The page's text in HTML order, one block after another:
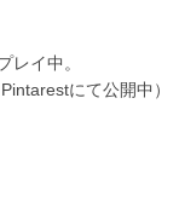
レイ中。
にて公開中）